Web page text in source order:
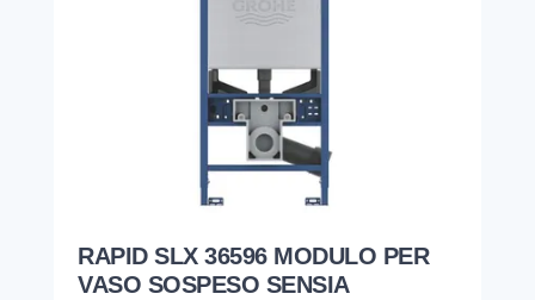
RAPID SLX 36596 MODULO PER
VASO SOSPESO SENSIA